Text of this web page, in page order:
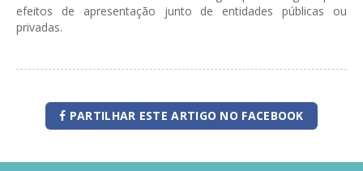
efeitos de apresentação junto de entidades públicas ou
privadas.
PARTILHAR ESTE ARTIGO NO FACEBOOK